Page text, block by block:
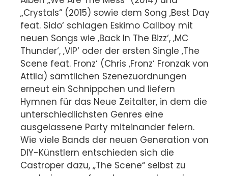
„Crystals“ (2015) sowie dem Song ‚Best Day
feat. Sido‘ schlagen Eskimo Callboy mit
neuen Songs wie ‚Back In The Bizz‘, ‚MC
Thunder‘, ‚VIP‘ oder der ersten Single ‚The
Scene feat. Fronz‘ (Chris ‚Fronz‘ Fronzak von
Attila) sämtlichen Szenezuordnungen
erneut ein Schnippchen und liefern
Hymnen für das Neue Zeitalter, in dem die
unterschiedlichsten Genres eine
ausgelassene Party miteinander feiern.
Wie viele Bands der neuen Generation von
DIY-Künstlern entschieden sich die
Castroper dazu, „The Scene“ selbst zu